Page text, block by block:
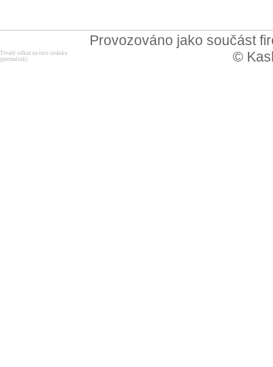
Provozováno jako součást
©
Trvalý odkaz na tuto stránku
(permalink)